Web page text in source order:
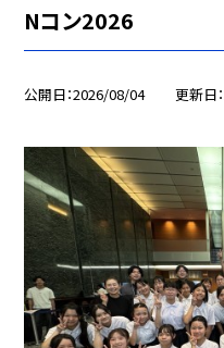
Nコン2026
公開日 2026/08/04 更新日